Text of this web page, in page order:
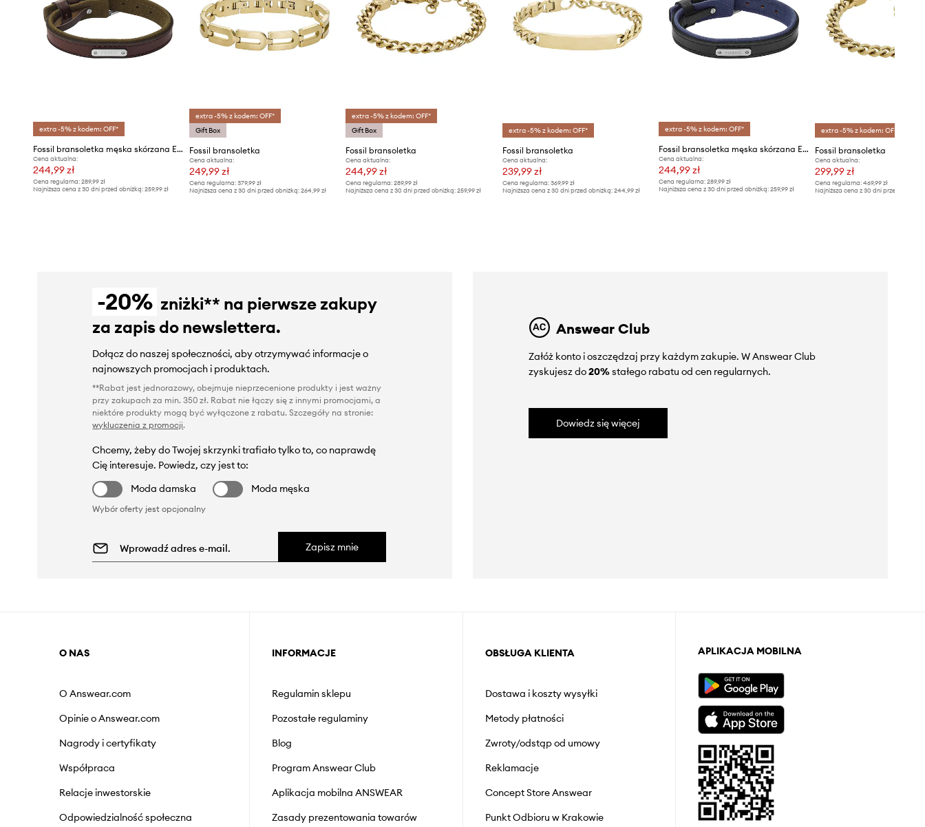
extra -5% z kodem: OFF*
Fossil bransoletka męska skórzana Everett
Cena aktualna:
244,99 zł
Cena regularna: 289,99 zł
Najniższa cena z 30 dni przed obniżką: 259,99 zł
extra -5% z kodem: OFF*
Gift Box
Fossil bransoletka
Cena aktualna:
249,99 zł
Cena regularna:379,99 zł
Najniższa cena z 30 dni przed obniżką:264,99 zł
extra -5% z kodem: OFF*
Gift Box
Fossil bransoletka
Cena aktualna:
244,99 zł
Cena regularna: 289,99 zł
Najniższa cena z 30 dni przed obniżką: 259,99 zł
extra -5% z kodem: OFF*
Fossil bransoletka
Cena aktualna:
239,99 zł
Cena regularna: 369,99 zł
Najniższa cena z 30 dni przed obniżką: 244,99 zł
extra -5% z kodem: OFF*
Fossil bransoletka męska skórzana Everett
Cena aktualna:
244,99 zł
Cena regularna:289,99 zł
Najniższa cena z 30 dni przed obniżką:259,99 zł
extra -5% z kodem: OFF*
Fossil bransoletka
Cena aktualna:
299,99 zł
Cena regularna: 469,99 zł
Najniższa cena z 30 dni przed obniżką:
-20% zniżki** na pierwsze zakupy
za zapis do newslettera.
Dołącz do naszej społeczności, aby otrzymywać informacje o
najnowszych promocjach i produktach.
**Rabat jest jednorazowy, obejmuje nieprzecenione produkty i jest ważny
przy zakupach za min. 350 zł. Rabat nie łączy się z innymi promocjami, a
niektóre produkty mogą być wyłączone z rabatu. Szczegóły na stronie:
wykluczenia z promocji.
Chcemy, żeby do Twojej skrzynki trafiało tylko to, co naprawdę
Cię interesuje. Powiedz, czy jest to:
Moda damska
Moda męska
Wybór oferty jest opcjonalny
Zapisz mnie
Answear Club
Załóż konto i oszczędzaj przy każdym zakupie. W Answear Club
zyskujesz do20%stałego rabatu od cen regularnych.
Dowiedz się więcej
O NAS
O Answear.com
Opinie o Answear.com
Nagrody i certyfikaty
Współpraca
Relacje inwestorskie
Odpowiedzialność społeczna
INFORMACJE
Regulamin sklepu
Pozostałe regulaminy
Blog
Program Answear Club
Aplikacja mobilna ANSWEAR
Zasady prezentowania towarów
OBSŁUGA KLIENTA
Dostawa i koszty wysyłki
Metody płatności
Zwroty/odstąp od umowy
Reklamacje
Concept Store Answear
Punkt Odbioru w Krakowie
APLIKACJA MOBILNA